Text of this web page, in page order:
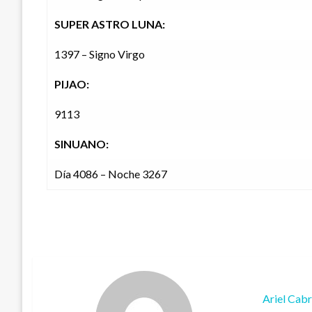
SUPER ASTRO LUNA:
1397 – Signo Virgo
PIJAO:
9113
SINUANO:
Día 4086 – Noche 3267
Ariel